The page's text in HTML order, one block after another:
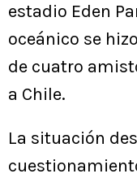
estadio Eden
oceánico se
de cuatro
a Chile.
La situación